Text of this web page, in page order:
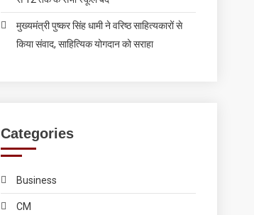
मुख्यमंत्री पुष्कर सिंह धामी ने वरिष्ठ साहित्यकारों से
किया संवाद, साहित्यिक योगदान को सराहा
Categories
Business
CM